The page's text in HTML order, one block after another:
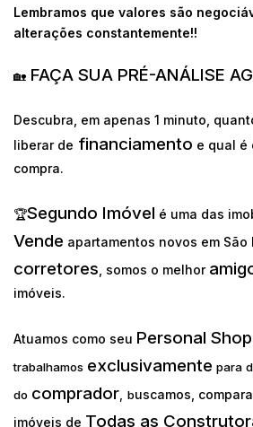
Lembramos que valores são
alterações constantemente!!
🏡 FAÇA SUA PRÉ-ANÁLISE
Descubra, em apenas 1 minuto,
liberar de financiamento e qual é
compra.
🏆Segundo Imóvel é uma das
Vende apartamentos novos em São
corretores , somos o melhor
imóveis.
Atuamos como seu Personal
trabalhamos exclusivamente para
do comprador, buscamos,
imóveis de Todas as